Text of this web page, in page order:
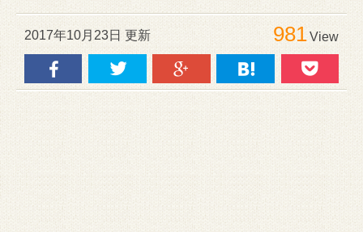
2017年10月23日 更新 981View